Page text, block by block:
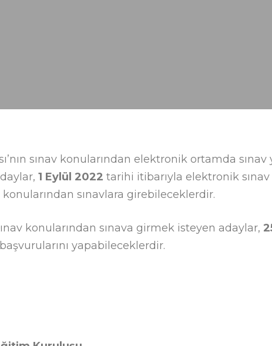
sınav konularından elektronik ortamda
1 Eylül 2022 tarihi itibarıyla elektronik
konularından sınavlara girebileceklerdir.
konularından sınava girmek isteyen adaylar,
yapabileceklerdir.